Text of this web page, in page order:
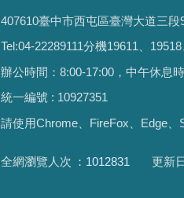
407610臺中市西屯區臺灣大道三段
Tel:04-22289111分機19611、
辦公時間：8:00-17:00，中午休息
統一編號 : 10927351
請使用Chrome、FireFox、Edge、
全網瀏覽人次 1012831 更新